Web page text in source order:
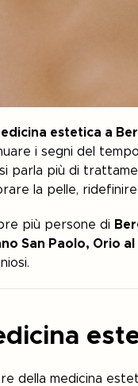
estetica a
i segni del
parla più di
la pelle,
più persone di
San Paolo, Orio
della medicina